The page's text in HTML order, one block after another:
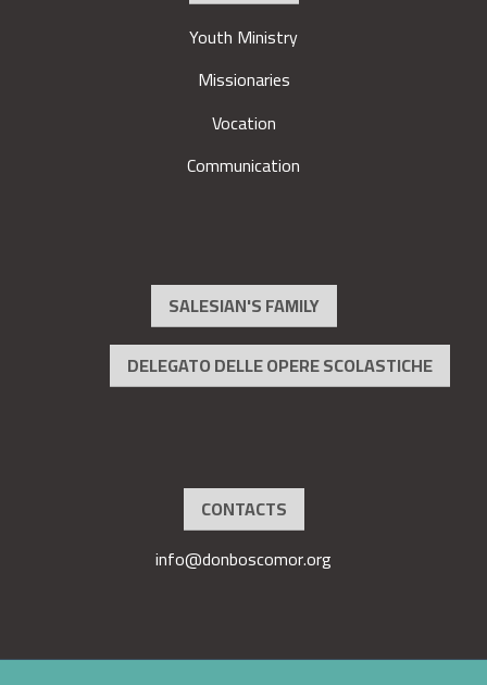
Youth Ministry
Missionaries
Vocation
Communication
SALESIAN'S FAMILY
DELEGATO DELLE OPERE SCOLASTICHE
CONTACTS
info@donboscomor.org